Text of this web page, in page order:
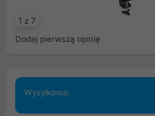
1 z 7
Dodaj pierwszą opinię
Wysyłkowa: